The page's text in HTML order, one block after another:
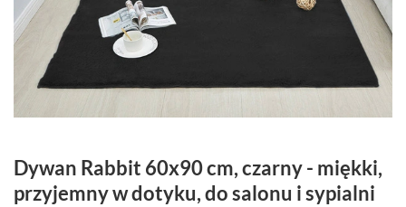
Dywan Rabbit 60x90 cm, czarny - miękki,
przyjemny w dotyku, do salonu i sypialni